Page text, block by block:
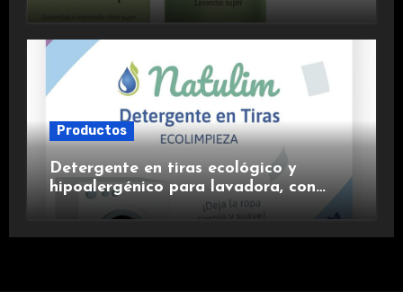
Productos
Detergente en tiras ecológico y
hipoalergénico para lavadora, con
suavizante incluido y fragancia de
lavanda.